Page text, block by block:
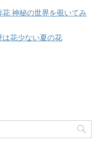
神秘の世界を覗いてみ
は花少ない夏の花